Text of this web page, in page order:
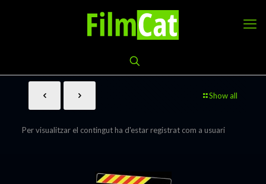
Show all
Per visualitzar el contingut ha d'estar registrat com a usuari